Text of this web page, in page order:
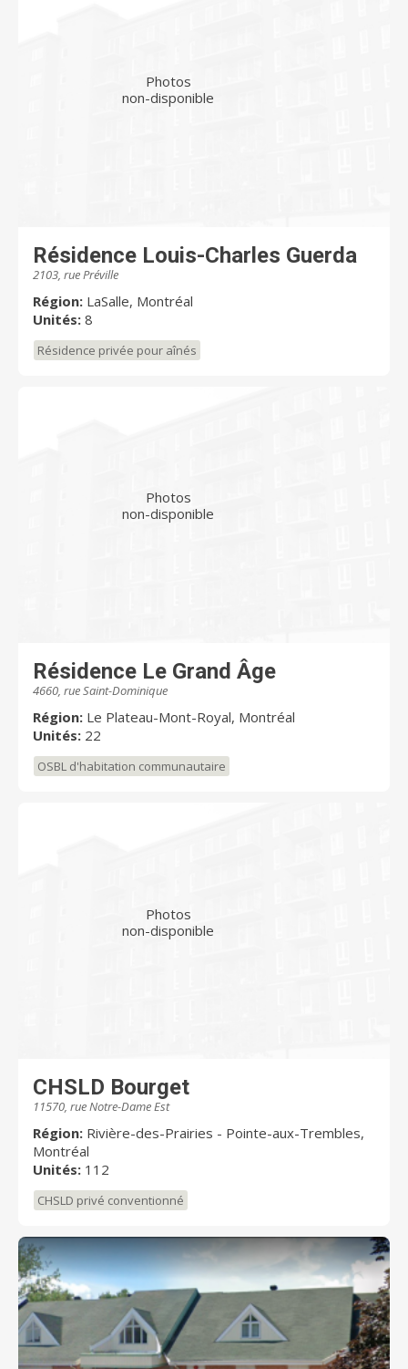
Photos
non-disponible
Résidence Louis-Charles Guerda
2103, rue Préville
Région: LaSalle, Montréal
Unités: 8
Résidence privée pour aînés
Photos
non-disponible
Résidence Le Grand Âge
4660, rue Saint-Dominique
Région: Le Plateau-Mont-Royal, Montréal
Unités: 22
OSBL d'habitation communautaire
Photos
non-disponible
CHSLD Bourget
11570, rue Notre-Dame Est
Région: Rivière-des-Prairies - Pointe-aux-Trembles,
Montréal
Unités: 112
CHSLD privé conventionné